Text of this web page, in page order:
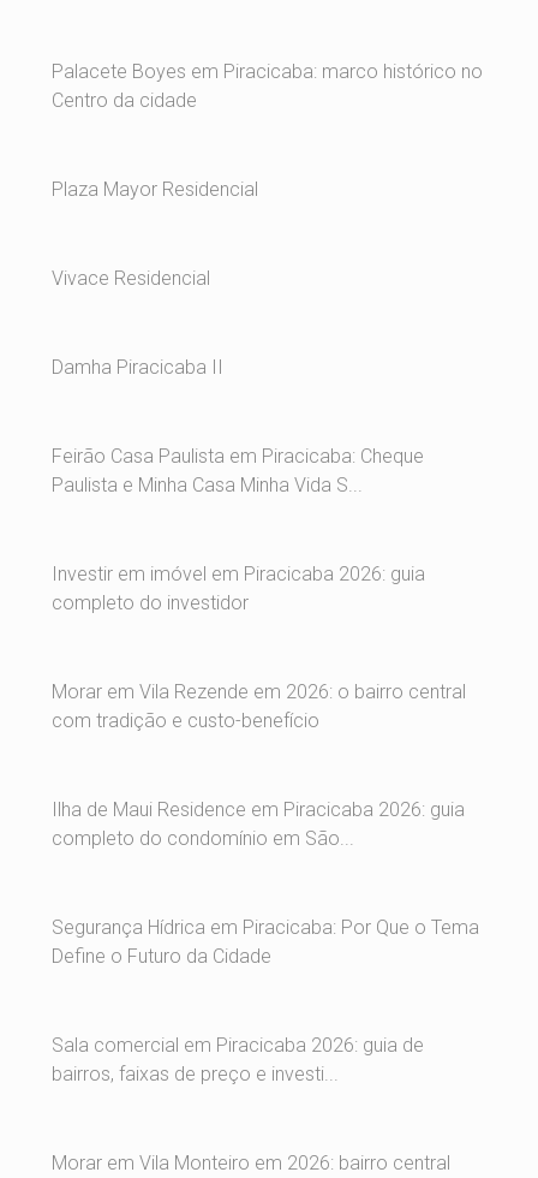
Palacete Boyes em Piracicaba: marco histórico no
Centro da cidade
Plaza Mayor Residencial
Vivace Residencial
Damha Piracicaba II
Feirão Casa Paulista em Piracicaba: Cheque
Paulista e Minha Casa Minha Vida S...
Investir em imóvel em Piracicaba 2026: guia
completo do investidor
Morar em Vila Rezende em 2026: o bairro central
com tradição e custo-benefício
Ilha de Maui Residence em Piracicaba 2026: guia
completo do condomínio em São...
Segurança Hídrica em Piracicaba: Por Que o Tema
Define o Futuro da Cidade
Sala comercial em Piracicaba 2026: guia de
bairros, faixas de preço e investi...
Morar em Vila Monteiro em 2026: bairro central